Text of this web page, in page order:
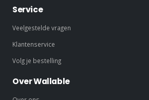
Service
Veelgestelde vragen
Klantenservice
Volg je bestelling
Over Wallable